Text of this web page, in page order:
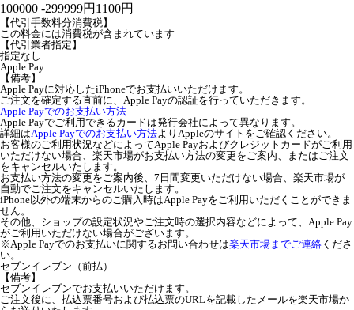
100000 -299999円 1100円
【代引手数料分消費税】
この料金には消費税が含まれています
【代引業者指定】
指定なし
Apple Pay
【備考】
Apple Payに対応したiPhoneでお支払いいただけます。
ご注文を確定する直前に、Apple Payの認証を行っていただきます。
Apple Payでのお支払い方法
Apple Payでご利用できるカードは発行会社によって異なります。
詳細はApple Payでのお支払い方法よりAppleのサイトをご確認ください。
お客様のご利用状況などによってApple Payおよびクレジットカードがご利用
いただけない場合、楽天市場がお支払い方法の変更をご案内、またはご注文
をキャンセルいたします。
お支払い方法の変更をご案内後、7日間変更いただけない場合、楽天市場が
自動でご注文をキャンセルいたします。
iPhone以外の端末からのご購入時はApple Payをご利用いただくことができま
せん。
その他、ショップの設定状況やご注文時の選択内容などによって、Apple Pay
がご利用いただけない場合がございます。
※Apple Payでのお支払いに関するお問い合わせは楽天市場までご連絡 くださ
い。
セブンイレブン（前払）
【備考】
セブンイレブンでお支払いいただけます。
ご注文後に、払込票番号および払込票のURLを記載したメールを楽天市場か